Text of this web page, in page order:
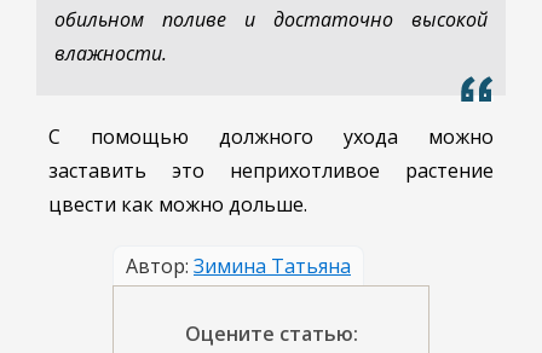
обильном поливе и достаточно высокой
влажности.
С помощью должного ухода можно
заставить это неприхотливое растение
цвести как можно дольше.
Автор: Зимина Татьяна
Оцените статью: